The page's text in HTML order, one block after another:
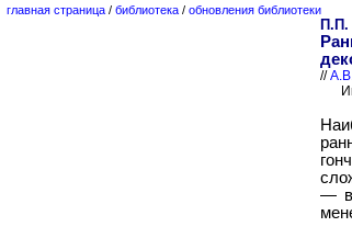
главная страница / библиотека / обновления библиотеки
П.П.
//
—